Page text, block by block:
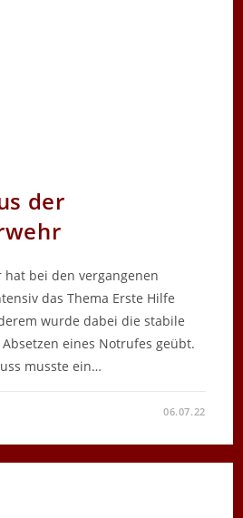
der
bei den vergangenen
das Thema Erste Hilfe
wurde dabei die stabile
eines Notrufes geübt.
musste ein…
DER
06.07.22